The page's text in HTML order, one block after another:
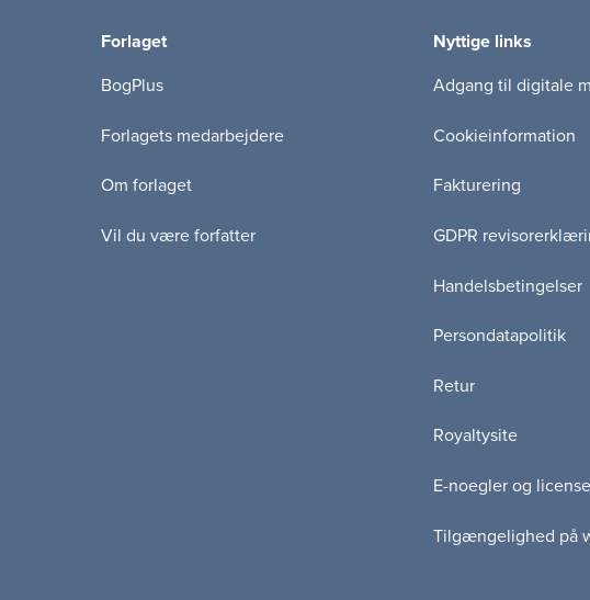
Forlaget
BogPlus
Forlagets medarbejdere
Om forlaget
Vil du være forfatter
Nyttige links
Adgang til digitale
Cookieinformation
Fakturering
GDPR
Handelsbetingelser
Persondatapolitik
Retur
Royaltysite
E-noegler og
Tilgængelighed på